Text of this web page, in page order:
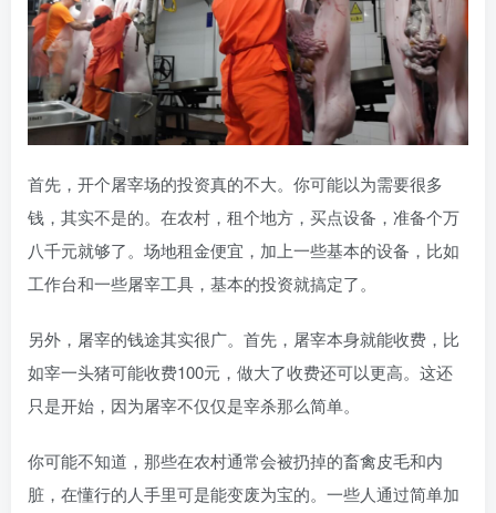
首先，开个屠宰场的投资真的不大。你可能以为需要很多
钱，其实不是的。在农村，租个地方，买点设备，准备个万
八千元就够了。场地租金便宜，加上一些基本的设备，比如
工作台和一些屠宰工具，基本的投资就搞定了。
另外，屠宰的钱途其实很广。首先，屠宰本身就能收费，比
如宰一头猪可能收费100元，做大了收费还可以更高。这还
只是开始，因为屠宰不仅仅是宰杀那么简单。
你可能不知道，那些在农村通常会被扔掉的畜禽皮毛和内
脏，在懂行的人手里可是能变废为宝的。一些人通过简单加